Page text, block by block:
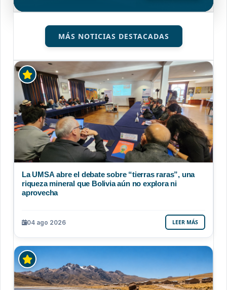
MÁS NOTICIAS DESTACADAS
La UMSA abre el debate sobre “tierras raras”, una
riqueza mineral que Bolivia aún no explora ni
aprovecha
04 ago 2026 LEER MÁS